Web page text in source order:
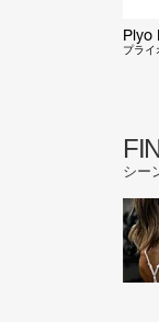
Plyo
プライ
シー